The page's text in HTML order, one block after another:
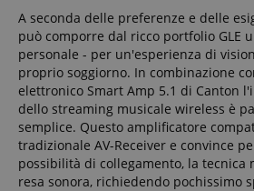
A seconda delle preferenze e delle
può comporre dal ricco portfolio GLE
personale - per un'esperienza di
proprio soggiorno. In combinazione
elettronico Smart Amp 5.1 di Canton
dello streaming musicale wireless è
semplice. Questo amplificatore
tradizionale AV-Receiver e convince
possibilità di collegamento, la tecnica
resa sonora, richiedendo pochissimo